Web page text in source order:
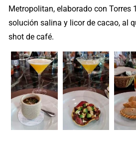
Metropolitan, elaborado con Torres
solución salina y licor de cacao, al
shot de café.